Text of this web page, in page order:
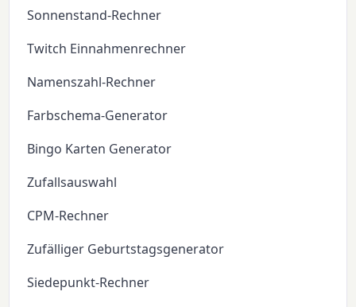
Sonnenstand-Rechner
Twitch Einnahmenrechner
Namenszahl-Rechner
Farbschema-Generator
Bingo Karten Generator
Zufallsauswahl
CPM-Rechner
Zufälliger Geburtstagsgenerator
Siedepunkt-Rechner